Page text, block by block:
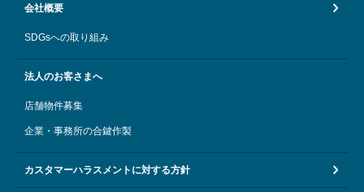
会社概要
SDGsへの取り組み
法人のお客さまへ
店舗物件募集
企業・事務所の合鍵作製
カスタマーハラスメントに対する方針